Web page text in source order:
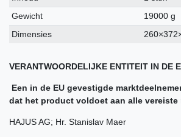
Gewicht
19000 g
Dimensies
VERANTWOORDELIJKE ENTITEIT IN DE
Een in de EU gevestigde
dat het product voldoet aan alle vereiste
HAJUS AG; Hr. Stanislav Maer